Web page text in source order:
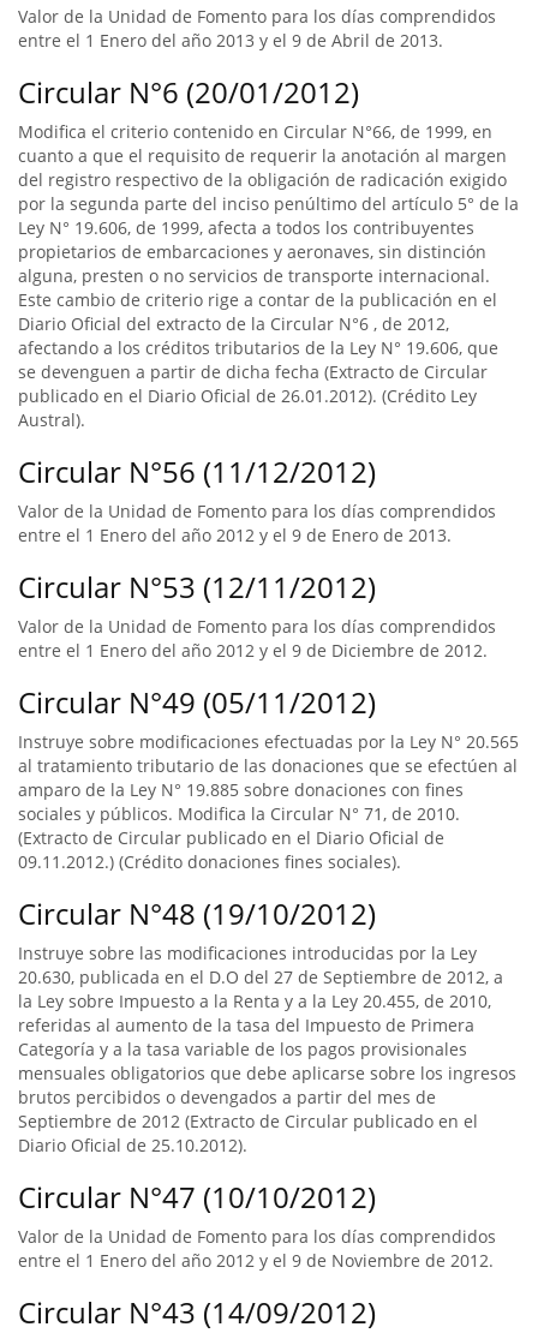
Valor de la Unidad de Fomento para los días comprendidos
entre el 1 Enero del año 2013 y el 9 de Abril de 2013.
Circular N°6 (20/01/2012)
Modifica el criterio contenido en Circular N°66, de 1999, en
cuanto a que el requisito de requerir la anotación al margen
del registro respectivo de la obligación de radicación exigido
por la segunda parte del inciso penúltimo del artículo 5° de la
Ley N° 19.606, de 1999, afecta a todos los contribuyentes
propietarios de embarcaciones y aeronaves, sin distinción
alguna, presten o no servicios de transporte internacional.
Este cambio de criterio rige a contar de la publicación en el
Diario Oficial del extracto de la Circular N°6 , de 2012,
afectando a los créditos tributarios de la Ley N° 19.606, que
se devenguen a partir de dicha fecha (Extracto de Circular
publicado en el Diario Oficial de 26.01.2012). (Crédito Ley
Austral).
Circular N°56 (11/12/2012)
Valor de la Unidad de Fomento para los días comprendidos
entre el 1 Enero del año 2012 y el 9 de Enero de 2013.
Circular N°53 (12/11/2012)
Valor de la Unidad de Fomento para los días comprendidos
entre el 1 Enero del año 2012 y el 9 de Diciembre de 2012.
Circular N°49 (05/11/2012)
Instruye sobre modificaciones efectuadas por la Ley N° 20.565
al tratamiento tributario de las donaciones que se efectúen al
amparo de la Ley N° 19.885 sobre donaciones con fines
sociales y públicos. Modifica la Circular N° 71, de 2010.
(Extracto de Circular publicado en el Diario Oficial de
09.11.2012.) (Crédito donaciones fines sociales).
Circular N°48 (19/10/2012)
Instruye sobre las modificaciones introducidas por la Ley
20.630, publicada en el D.O del 27 de Septiembre de 2012, a
la Ley sobre Impuesto a la Renta y a la Ley 20.455, de 2010,
referidas al aumento de la tasa del Impuesto de Primera
Categoría y a la tasa variable de los pagos provisionales
mensuales obligatorios que debe aplicarse sobre los ingresos
brutos percibidos o devengados a partir del mes de
Septiembre de 2012 (Extracto de Circular publicado en el
Diario Oficial de 25.10.2012).
Circular N°47 (10/10/2012)
Valor de la Unidad de Fomento para los días comprendidos
entre el 1 Enero del año 2012 y el 9 de Noviembre de 2012.
Circular N°43 (14/09/2012)